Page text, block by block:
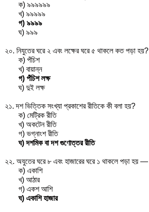
ক) ৯৯৯৯৯৯
খ) ৯৯৯৯৯
গ) ৯৯৯৯
ঘ) ৯৯৯
২০. নিযুতের ঘরে ২ এবং লক্ষের ঘরে ৫ থাকলে কত পড়া হয়?
ক) পঁচিশ
খ) বায়ান্ন
গ) পঁচিশ লক্ষ
ঘ) দুই লক্ষ
২১. দশ ভিত্তিক সংখ্যা প্রকাশের রীতিকে কী বলা হয়?
ক) মেট্রিক রীতি
খ) অকটেন রীতি
গ) ভগ্নাংশ রীতি
ঘ) দশমিক বা দশ গুণোত্তর রীতি
২২. অযুতের ঘরে ৮ এবং হাজারের ঘরে ১ থাকলে পড়া হয় —
ক) একাশি
খ) আঠার
গ) একশ আশি
ঘ) একাশি হাজার